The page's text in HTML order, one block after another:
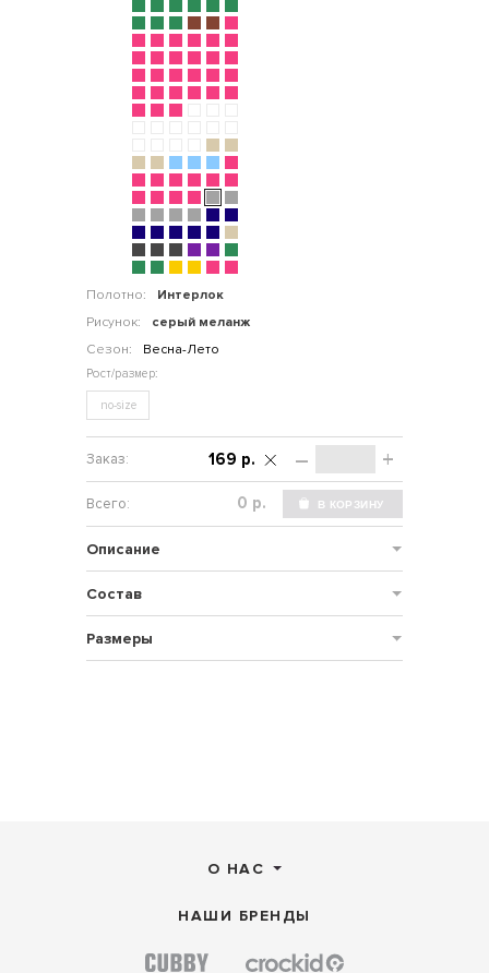
Полотно:
Интерлок
Рисунок:
серый меланж
Сезон:
Весна-Лето
no-size
– +
169 р.
р.
Описание
Состав
Размеры
О НАС
НАШИ БРЕНДЫ